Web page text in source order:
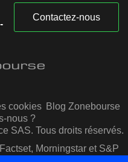
Contactez-nous
cookies Blog Zonebourse
nous ?
SAS. Tous droits réservés.
Morningstar et S&P